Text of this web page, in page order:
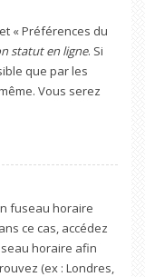
« Préférences du
statut en ligne. Si
que par les
Vous serez
fuseau horaire
ce cas, accédez
horaire afin
(ex : Londres,